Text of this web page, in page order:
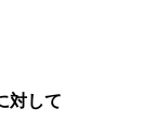
対して